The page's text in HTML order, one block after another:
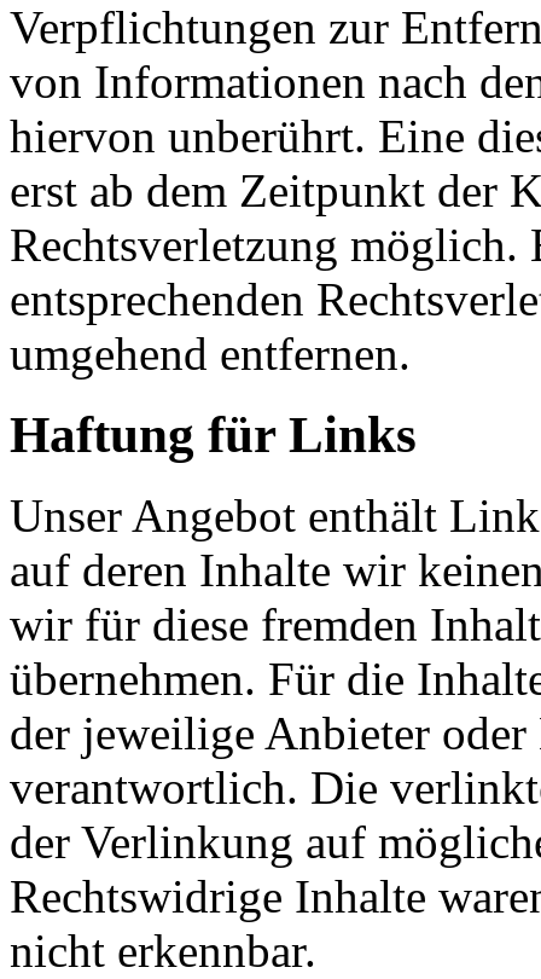
Verpflichtungen zur
von Informationen nach
hiervon unberührt. Eine
erst ab dem Zeitpunkt der
Rechtsverletzung möglich.
entsprechenden
umgehend entfernen.
Haftung für Links
Unser Angebot enthält
auf deren Inhalte wir
wir für diese fremden
übernehmen. Für die
der jeweilige Anbieter oder
verantwortlich. Die
der Verlinkung auf
Rechtswidrige Inhalte
nicht erkennbar.